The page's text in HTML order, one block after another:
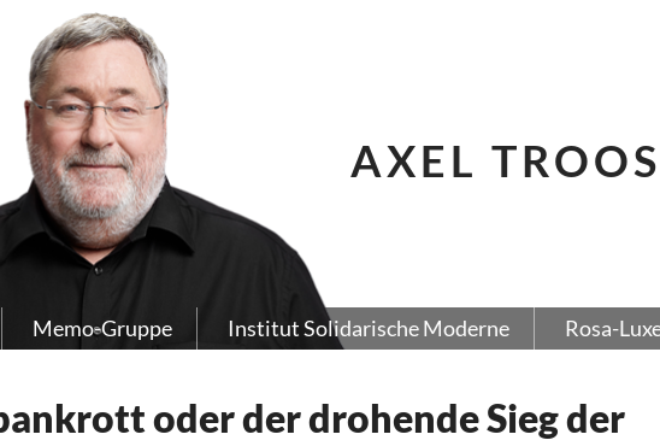
AXEL
Memo-Gruppe Institut Solidarische Moderne Rosa-
oder der drohende Sieg der